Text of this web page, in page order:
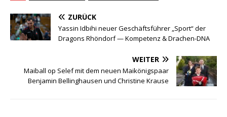
ZURÜCK
Yassin Idbihi neuer Geschäftsführer „Sport“ der
Dragons Rhöndorf — Kompetenz & Drachen-DNA
WEITER
Maiball op Selef mit dem neuen Maikönigspaar
Benjamin Bellinghausen und Christine Krause